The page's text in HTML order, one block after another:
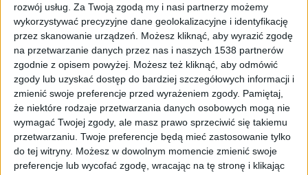
rozwój usług. Za Twoją zgodą my i nasi partnerzy możemy
wykorzystywać precyzyjne dane geolokalizacyjne i identyfikację
przez skanowanie urządzeń. Możesz kliknąć, aby wyrazić zgodę
na przetwarzanie danych przez nas i naszych 1538 partnerów
zgodnie z opisem powyżej. Możesz też kliknąć, aby odmówić
zgody lub uzyskać dostęp do bardziej szczegółowych informacji i
zmienić swoje preferencje przed wyrażeniem zgody. Pamiętaj,
że niektóre rodzaje przetwarzania danych osobowych mogą nie
wymagać Twojej zgody, ale masz prawo sprzeciwić się takiemu
przetwarzaniu. Twoje preferencje będą mieć zastosowanie tylko
do tej witryny. Możesz w dowolnym momencie zmienić swoje
preferencje lub wycofać zgodę, wracając na tę stronę i klikając
Eko-droving to technika jazdy stosowana przez
kierowców, którzy chcą zmniejszyć zużycie paliwa i
zmaksymalizować efektywność paliwową. Dzięki
prostym trikom możesz sprawić, że co roku zyskasz
miesiąc darmowej jazdy!
Jakie są największe korzyści z eco-drivingu?